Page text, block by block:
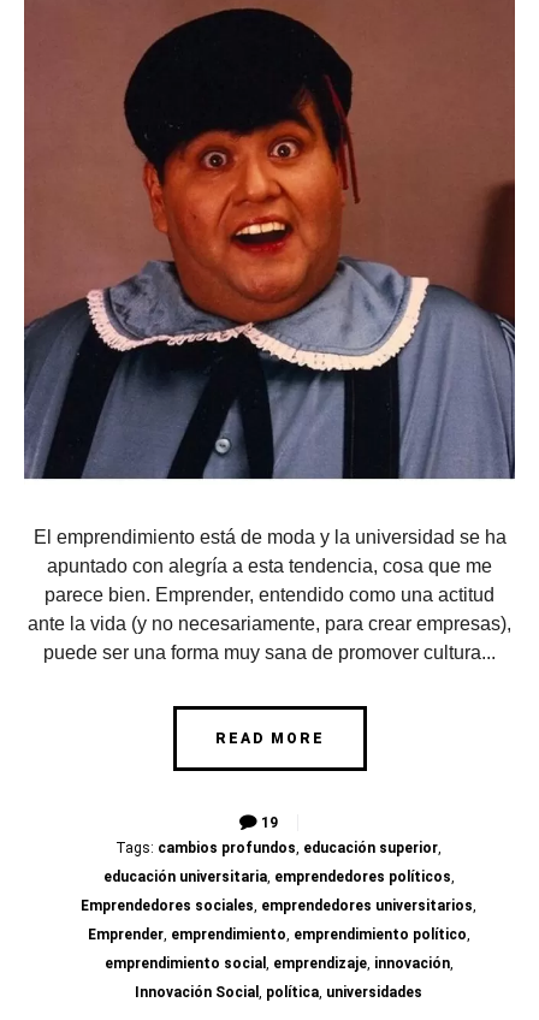
El emprendimiento está de moda y la universidad se ha
apuntado con alegría a esta tendencia, cosa que me
parece bien. Emprender, entendido como una actitud
ante la vida (y no necesariamente, para crear empresas),
puede ser una forma muy sana de promover cultura...
READ MORE
19
Tags: cambios profundos, educación superior,
educación universitaria, emprendedores políticos,
Emprendedores sociales, emprendedores universitarios,
Emprender, emprendimiento, emprendimiento político,
emprendimiento social , emprendizaje, innovación,
Innovación Social , política, universidades